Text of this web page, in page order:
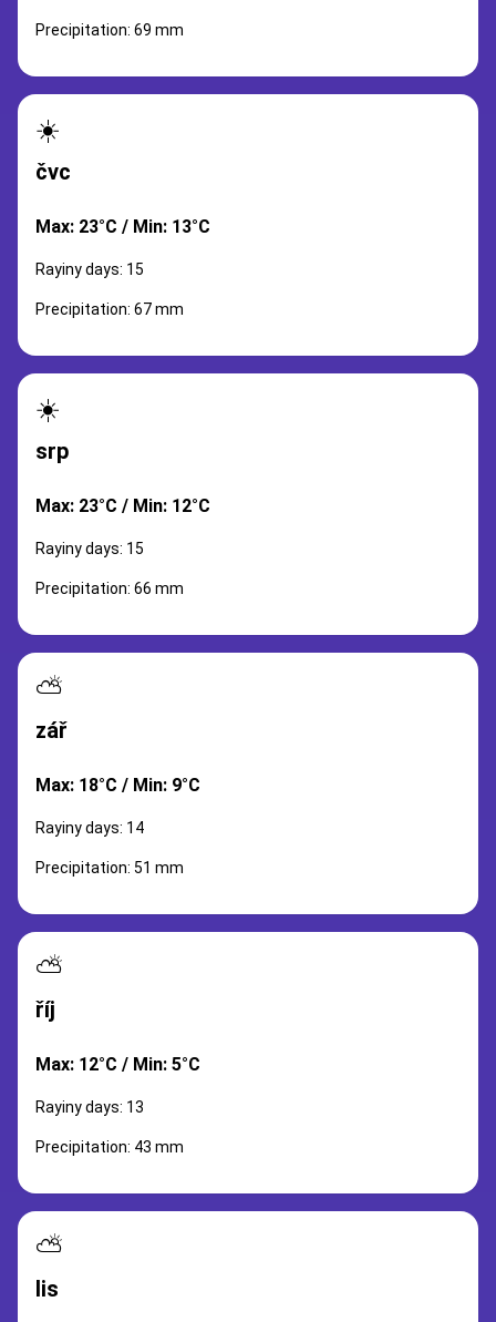
Precipitation: 69 mm
☀️
čvc
Max: 23°C / Min: 13°C
Rayiny days: 15
Precipitation: 67 mm
☀️
srp
Max: 23°C / Min: 12°C
Rayiny days: 15
Precipitation: 66 mm
⛅
zář
Max: 18°C / Min: 9°C
Rayiny days: 14
Precipitation: 51 mm
⛅
říj
Max: 12°C / Min: 5°C
Rayiny days: 13
Precipitation: 43 mm
⛅
lis